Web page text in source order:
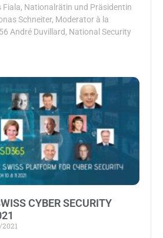
Fiala, Nationalrätin und Präsidentin
Schneiter, Moderator à la
André Duvillard, National Security
CYBER SECURITY